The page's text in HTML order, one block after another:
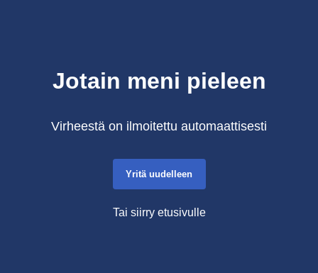
Jotain meni pieleen
Virheestä on ilmoitettu automaattisesti
Yritä uudelleen
Tai siirry etusivulle